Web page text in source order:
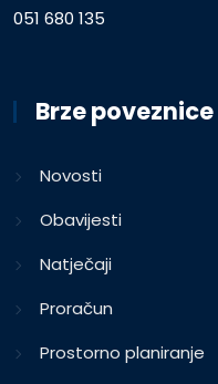
051 680 135
Brze poveznice
Novosti
Obavijesti
Natječaji
Proračun
Prostorno planiranje